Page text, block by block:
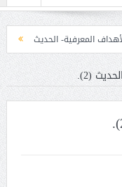
المعرفية- الحديث
(2).